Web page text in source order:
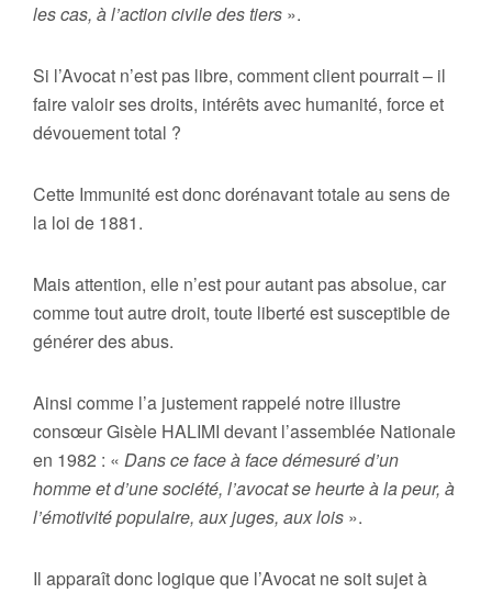
les cas, à l’action civile des tiers ».
Si l’Avocat n’est pas libre, comment client pourrait – il
faire valoir ses droits, intérêts avec humanité, force et
dévouement total ?
Cette Immunité est donc dorénavant totale au sens de
la loi de 1881.
Mais attention, elle n’est pour autant pas absolue, car
comme tout autre droit, toute liberté est susceptible de
générer des abus.
Ainsi comme l’a justement rappelé notre illustre
consœur Gisèle HALIMI devant l’assemblée Nationale
en 1982 : « Dans ce face à face démesuré d’un
homme et d’une société, l’avocat se heurte à la peur, à
l’émotivité populaire, aux juges, aux lois ».
Il apparaît donc logique que l’Avocat ne soit sujet à